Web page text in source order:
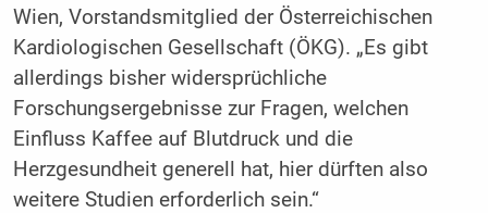
Wien, Vorstandsmitglied der Österreichischen
Kardiologischen Gesellschaft (ÖKG). „Es gibt
allerdings bisher widersprüchliche
Forschungsergebnisse zur Fragen, welchen
Einfluss Kaffee auf Blutdruck und die
Herzgesundheit generell hat, hier dürften also
weitere Studien erforderlich sein.“